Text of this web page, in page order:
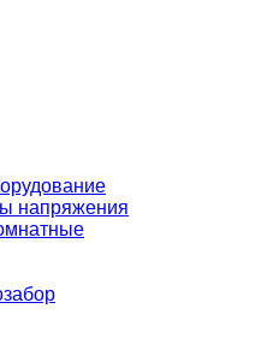
напряжения